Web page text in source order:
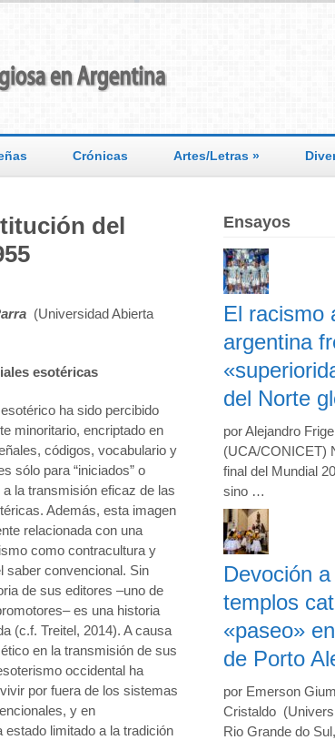
Crónicas Artes/Letras »
del
(Universidad Abierta
esotéricas
ha sido percibido
minoritario, encriptado en
códigos, vocabulario y
sólo para “iniciados” o
la transmisión eficaz de las
Además, esta imagen
relacionada con una
como contracultura y
saber convencional. Sin
de sus editores –uno de
es una historia
(c.f. Treitel, 2014). A causa
en la transmisión de sus
occidental ha
por fuera de los sistemas
y en
estado limitado a la tradición
Ensayos
El racismo
argentina
del Norte
por Alejandro
(UCA/CONICET)
final del Mundial
sino …
Devoción
templos
«paseo»
de Porto
por Emerson
Cristaldo
Rio Grande do